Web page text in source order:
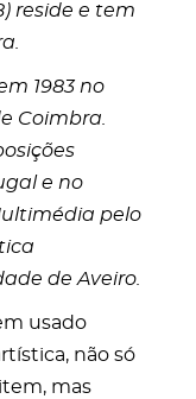
reside e tem
1983 no
Coimbra.
e no
pelo
de Aveiro.
usado
não só
mas